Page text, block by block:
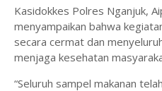
Kasidokkes Polres Nganjuk,
menyampaikan bahwa
secara cermat dan
menjaga kesehatan
“Seluruh sampel makanan